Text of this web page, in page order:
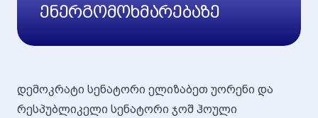
ენერგომოხმარებაზე
დემოკრატი სენატორი ელიზაბეთ უორენი და
რესპუბლიკელი სენატორი ჯოშ ჰოული